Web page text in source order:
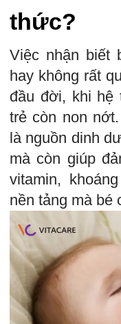
thức?
Việc nhận biết
hay không rất
đầu đời, khi hệ
trẻ còn non
là nguồn dinh
mà còn giúp
vitamin,
nền tảng mà bé